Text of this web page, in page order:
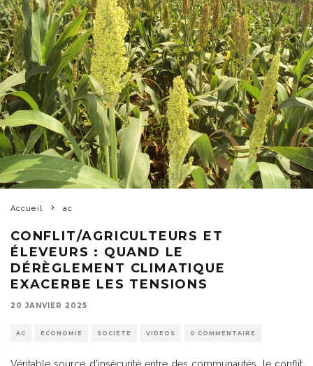
Accueil ac
CONFLIT/AGRICULTEURS ET
ÉLEVEURS : QUAND LE
DÉRÈGLEMENT CLIMATIQUE
EXACERBE LES TENSIONS
20 JANVIER 2025
AC ECONOMIE SOCIETE VIDEOS 0 COMMENTAIRE
Véritable source d’insécurité entre des communautés, le conflit